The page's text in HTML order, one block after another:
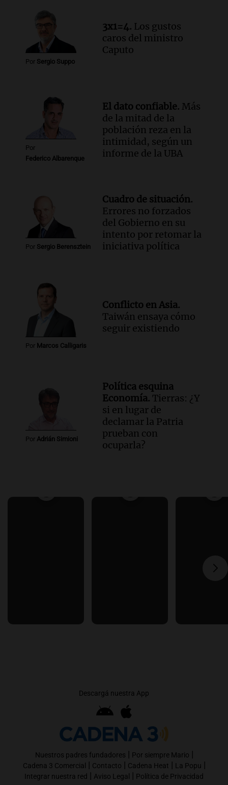
qué crece el consumo de alimentos con
proteínas
Una mañana para todos
Episodios
Audio.Investigan un asalto millonario a
Panorama Federal
Episodios
Por Sergio Suppo
3x1=4. Los gustos
caros del ministro
Caputo
Por
Federico Albarenque
El dato confiable. Más
de la mitad de la
población reza en la
intimidad, según un
informe de la UBA
Por Sergio Berensztein
Cuadro de situación.
Errores no forzados
del Gobierno en su
intento por retomar la
iniciativa política
Por Marcos Calligaris
Conflicto en Asia.
Taiwán ensaya cómo
seguir existiendo
Por Adrián Simioni
Política esquina
Economía. Tierras: ¿Y
si en lugar de
declamar la Patria
prueban con
ocuparla?
Descargá nuestra App
Nuestros padres fundadores | Por siempre Mario |
Cadena 3 Comercial | Contacto | Cadena Heat | La Popu |
Integrar nuestra red | Aviso Legal | Política de Privacidad